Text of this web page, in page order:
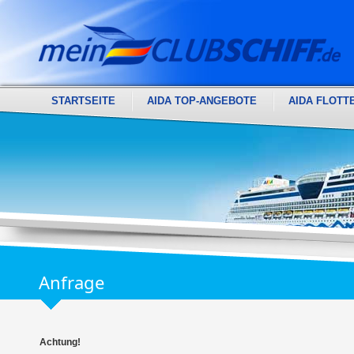
STARTSEITE AIDA TOP-ANGEBOTE AIDA
Anfrage
Achtung!